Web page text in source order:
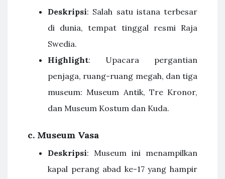
Deskripsi: Salah satu istana terbesar
di dunia, tempat tinggal resmi Raja
Swedia.
Highlight: Upacara pergantian
penjaga, ruang-ruang megah, dan tiga
museum: Museum Antik, Tre Kronor,
dan Museum Kostum dan Kuda.
c. Museum Vasa
Deskripsi: Museum ini menampilkan
kapal perang abad ke-17 yang hampir